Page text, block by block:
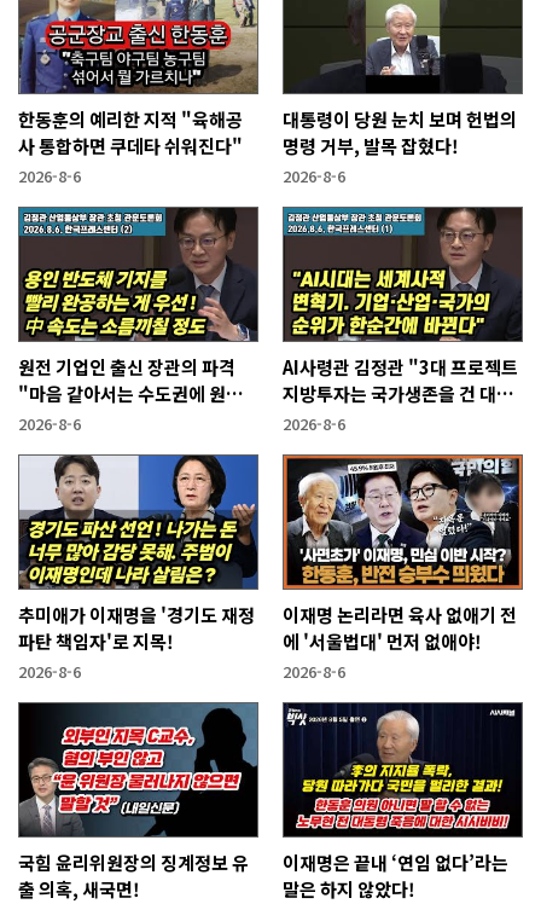
한동훈의 예리한 지적 "육해공
사 통합하면 쿠데타 쉬워진다"
2026-8-6
대통령이 당원 눈치 보며 헌법의
명령 거부, 발목 잡혔다!
2026-8-6
원전 기업인 출신 장관의 파격
"마음 같아서는 수도권에 원전
짓고싶다"
2026-8-6
AI사령관 김정관 "3대 프로젝트
지방투자는 국가생존을 건 대전
략"
2026-8-6
추미애가 이재명을 '경기도 재정
파탄 책임자'로 지목!
2026-8-6
이재명 논리라면 육사 없애기 전
에 '서울법대' 먼저 없애야!
2026-8-6
국힘 윤리위원장의 징계정보 유
출 의혹, 새국면!
이재명은 끝내 ‘연임 없다’라는
말은 하지 않았다!